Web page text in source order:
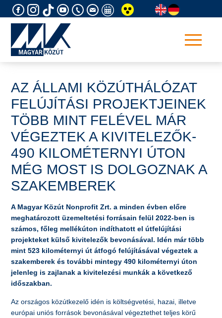
to
AZ ÁLLAMI KÖZÚTHÁLÓZAT
FELÚJÍTÁSI PROJEKTJEINEK
TÖBB MINT FELÉVEL MÁR
VÉGEZTEK A KIVITELEZŐK-
490 KILOMÉTERNYI ÚTON
MÉG MOST IS DOLGOZNAK A
SZAKEMBEREK
A Magyar Közút Nonprofit Zrt. a minden évben előre
meghatározott üzemeltetési forrásain felül 2022-ben is
számos, főleg mellékúton indíthatott el útfelújítási
projekteket külső kivitelezők bevonásával. Idén már több
mint 523 kilométernyi út átfogó felújításával végeztek a
szakemberek és további mintegy 490 kilométernyi úton
jelenleg is zajlanak a kivitelezési munkák a következő
időszakban.
Az országos közútkezelő idén is költségvetési, hazai, illetve
európai uniós források bevonásával végeztethet teljes körű